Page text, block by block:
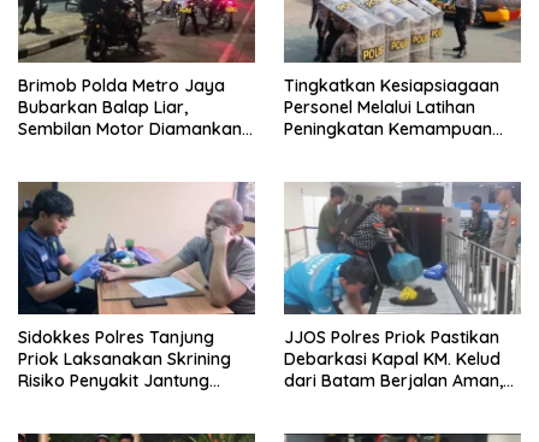
Brimob Polda Metro Jaya
Bubarkan Balap Liar,
Sembilan Motor Diamankan
Tingkatkan Kesiapsiagaan
Personel Melalui Latihan
Peningkatan Kemampuan
Sidokkes Polres Tanjung
Priok Laksanakan Skrining
Risiko Penyakit Jantung
JJOS Polres Priok Pastikan
Debarkasi Kapal KM. Kelud
dari Batam Berjalan Aman,